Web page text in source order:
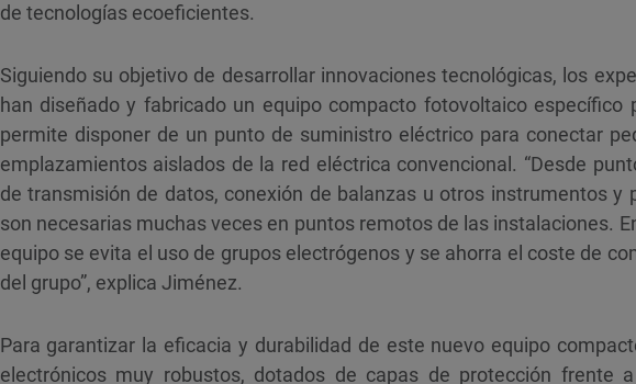
de tecnologías ecoeficientes.
Siguiendo su objetivo de desarrollar innovaciones tecnológicas, los
han diseñado y fabricado un equipo compacto fotovoltaico específico
permite disponer de un punto de suministro eléctrico para conectar
emplazamientos aislados de la red eléctrica convencional. “Desde
de transmisión de datos, conexión de balanzas u otros instrumentos y
son necesarias muchas veces en puntos remotos de las instalaciones.
equipo se evita el uso de grupos electrógenos y se ahorra el coste de
del grupo”, explica Jiménez.
Para garantizar la eficacia y durabilidad de este nuevo equipo
electrónicos muy robustos, dotados de capas de protección frente